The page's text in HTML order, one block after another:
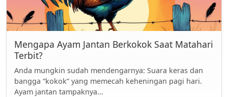
Mengapa Ayam Jantan Berkokok Saat Matahari
Terbit?
Anda mungkin sudah mendengarnya: Suara keras dan
bangga “kokok” yang memecah keheningan pagi hari.
Ayam jantan tampaknya...